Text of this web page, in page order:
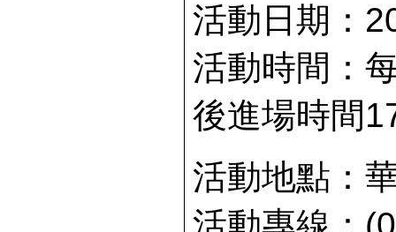
活動日期：
活動時間：
後進場時間
活動地點：